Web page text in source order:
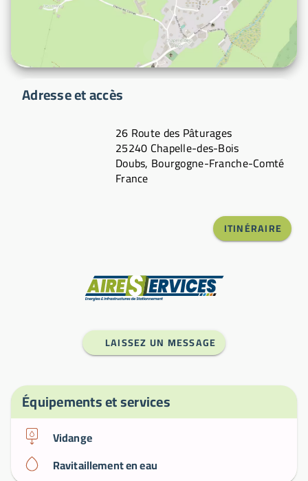
Adresse et accès
26 Route des Pâturages
25240 Chapelle-des-Bois
Doubs, Bourgogne-Franche-Comté
France
ITINÉRAIRE
LAISSEZ UN MESSAGE
Équipements et services
Vidange
Ravitaillement en eau